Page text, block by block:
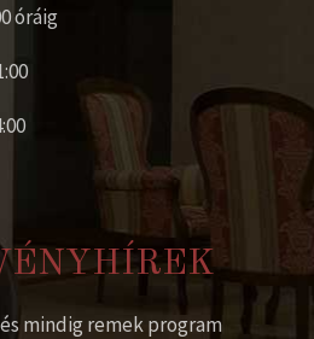
óráig
mindig remek program